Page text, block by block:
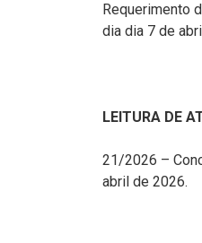
Requerimento
dia dia 7 de
LEITURA DE
21/2026 –
abril de 2026.